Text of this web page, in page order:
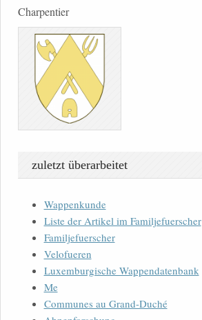
Charpentier
zuletzt überarbeitet
Wappenkunde
Liste der Artikel im Familjefuerscher
Familjefuerscher
Velofueren
Luxemburgische Wappendatenbank
Me
Communes au Grand-Duché